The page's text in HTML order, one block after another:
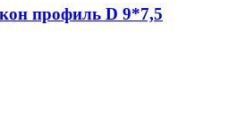
профиль D 9*7,5